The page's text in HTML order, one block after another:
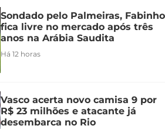
Sondado pelo Palmeiras, Fabinho
fica livre no mercado após três
anos na Arábia Saudita
Há 12 horas
Vasco acerta novo camisa 9 por
R$ 23 milhões e atacante já
desembarca no Rio